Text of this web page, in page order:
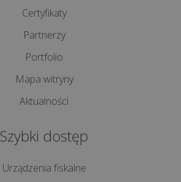
Certyfikaty
Partnerzy
Portfolio
Mapa witryny
Aktualności
Szybki dostęp
Urządzenia fiskalne